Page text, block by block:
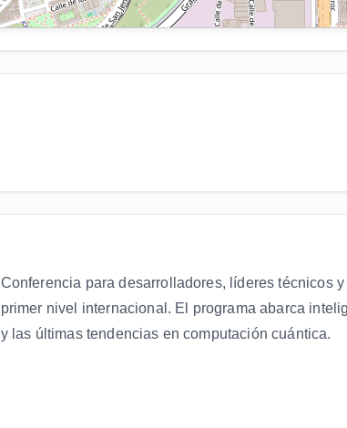
Conferencia para desarrolladores, líderes técnicos
primer nivel internacional. El programa abarca
y las últimas tendencias en computación cuántica.